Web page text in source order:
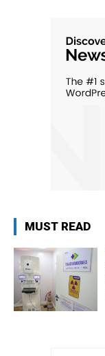
MUST READ